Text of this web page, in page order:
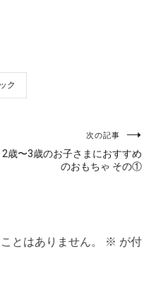
ク
次の記事
2歳〜3歳のお子さまにおすすめ
のおもちゃ その①
とはありません。 ※ が付